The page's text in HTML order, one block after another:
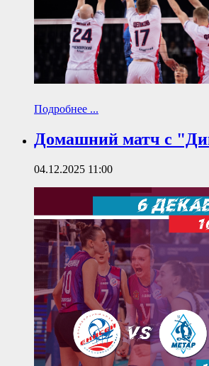
Подробнее ...
Домашний матч с
04.12.2025 11:00